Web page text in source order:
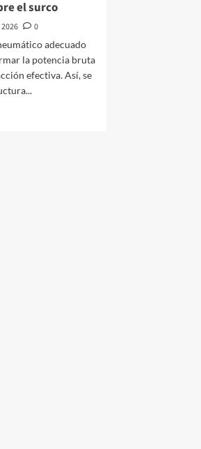
el surco
0
adecuado
la potencia bruta
efectiva. Así, se